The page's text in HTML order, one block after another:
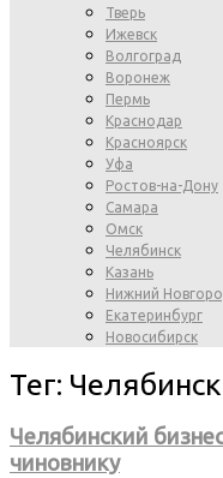
Тверь
Ижевск
Волгоград
Воронеж
Пермь
Краснодар
Красноярск
Уфа
Ростов-на-Дону
Самара
Омск
Челябинск
Казань
Нижний
Екатеринбург
Новосибирск
Тег:
Челябинский
чиновнику